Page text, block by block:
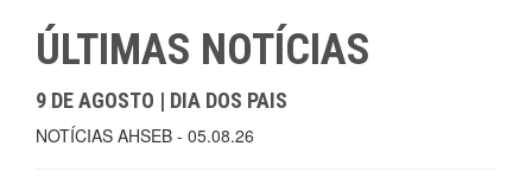
ÚLTIMAS NOTÍCIAS
9 DE AGOSTO | DIA DOS PAIS
NOTÍCIAS AHSEB - 05.08.26